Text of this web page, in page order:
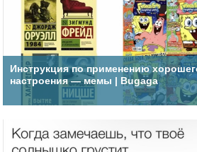
Инструкция по применению
настроения — мемы | Bugaga